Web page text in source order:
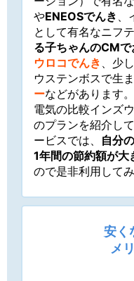
やENEOSでんき
として有名なニフ
る子ちゃんのCM
ウロコでんき 、少
ウステンボスで生
ーなどがあります。
電気の比較インズ
のプランを紹介し
ービスでは、 自分
1年間の節約額が大
ので是非利用して
安く
メ